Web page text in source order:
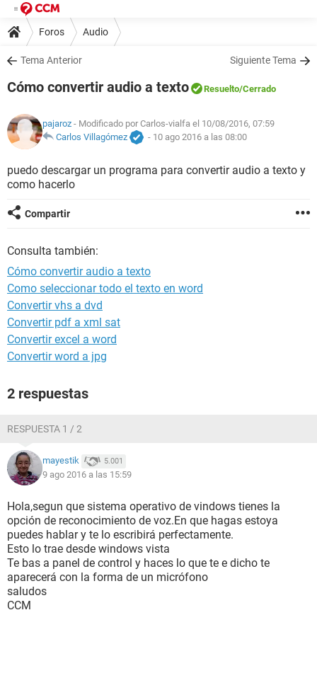
Foros Audio
Tema Anterior Siguiente Tema
Cómo convertir audio a texto Resuelto/Cerrado
pajaroz - Modificado por Carlos-vialfa el 10/08/2016, 07:59
Carlos Villagómez
- 10 ago 2016 a las 08:00
puedo descargar un programa para convertir audio a texto y
como hacerlo
Compartir
Consulta también:
Cómo convertir audio a texto
Como seleccionar todo el texto en word
Convertir vhs a dvd
Convertir pdf a xml sat
Convertir excel a word
Convertir word a jpg
2 respuestas
RESPUESTA 1 / 2
mayestik 5.001
9 ago 2016 a las 15:59
Hola,segun que sistema operativo de vindows tienes la
opción de reconocimiento de voz.En que hagas estoya
puedes hablar y te lo escribirá perfectamente.
Esto lo trae desde windows vista
Te bas a panel de control y haces lo que te e dicho te
aparecerá con la forma de un micrófono
saludos
CCM